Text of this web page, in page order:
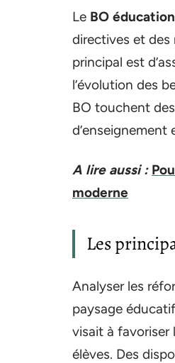
Le BO
directives et
principal est
l’évolution des
BO touchent
A lire aussi :
moderne
Les
Analyser les
paysage
visait à favoriser
élèves. Des